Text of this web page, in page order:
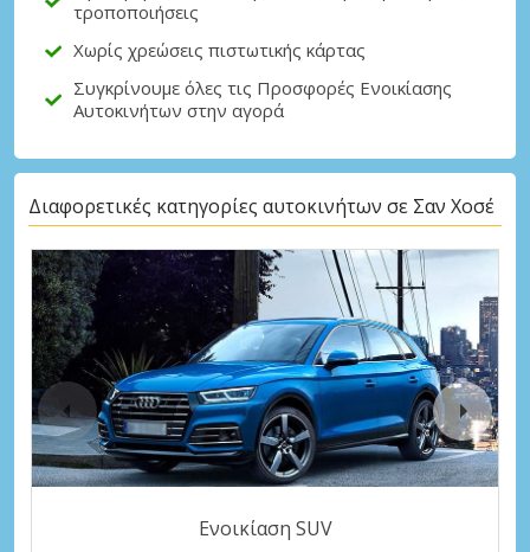
τροποποιήσεις
Χωρίς χρεώσεις πιστωτικής κάρτας
Συγκρίνουμε όλες τις Προσφορές Ενοικίασης
Αυτοκινήτων στην αγορά
Διαφορετικές κατηγορίες αυτοκινήτων σε Σαν Χοσέ
Ενοικίαση SUV